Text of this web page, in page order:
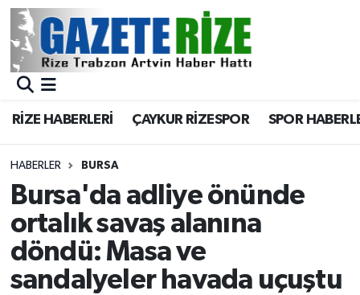
RİZE HABERLERİ ÇAYKUR RİZESPOR SPOR
HABERLER BURSA
Bursa'da adliye önünde
ortalık savaş alanına
döndü: Masa ve
sandalyeler havada uçuştu
BÖLGEMİZ
Asayiş
Rize Jandarma Komutanlığı
Bilim Teknoloji
Bölge
Merkez Nöbetçi Eczaneler
Merkez Trafik Yoğunluk Haritası
Süper Lig Puan Durumu ve Fikstür
Tüm Manşetler
Son Dakika Haberleri